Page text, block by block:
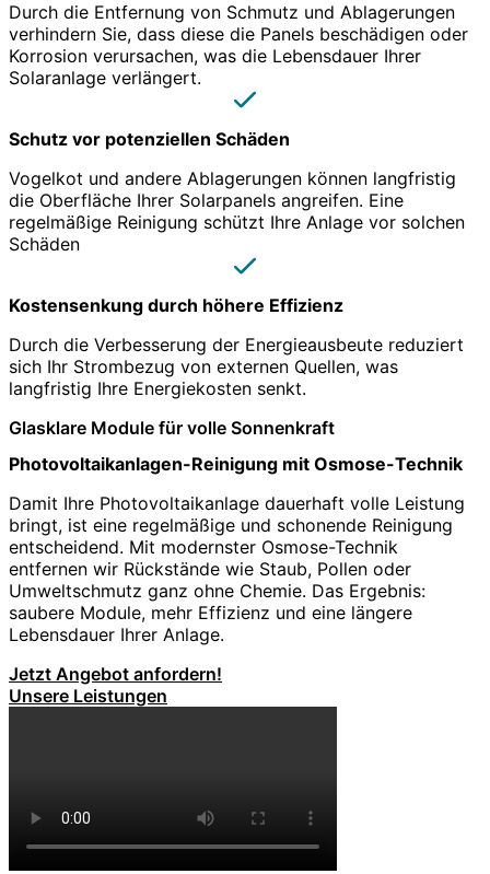
Durch die Entfernung von Schmutz und Ablagerungen
verhindern Sie, dass diese die Panels beschädigen oder
Korrosion verursachen, was die Lebensdauer Ihrer
Solaranlage verlängert.
Schutz vor potenziellen Schäden
Vogelkot und andere Ablagerungen können langfristig
die Oberfläche Ihrer Solarpanels angreifen. Eine
regelmäßige Reinigung schützt Ihre Anlage vor solchen
Schäden
Kostensenkung durch höhere Effizienz
Durch die Verbesserung der Energieausbeute reduziert
sich Ihr Strombezug von externen Quellen, was
langfristig Ihre Energiekosten senkt.
Glasklare Module für volle Sonnenkraft
Photovoltaikanlagen-Reinigung mit Osmose-Technik
Damit Ihre Photovoltaikanlage dauerhaft volle Leistung
bringt, ist eine regelmäßige und schonende Reinigung
entscheidend. Mit modernster Osmose-Technik
entfernen wir Rückstände wie Staub, Pollen oder
Umweltschmutz ganz ohne Chemie. Das Ergebnis:
saubere Module, mehr Effizienz und eine längere
Lebensdauer Ihrer Anlage.
Jetzt Angebot anfordern!
Unsere Leistungen